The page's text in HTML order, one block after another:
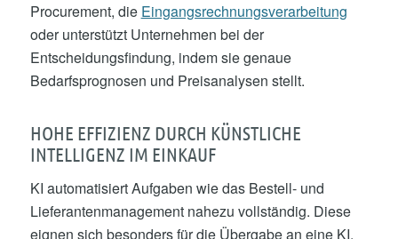
Procurement, die Eingangsrechnungsverarbeitung
oder unterstützt Unternehmen bei der
Entscheidungsfindung, indem sie genaue
Bedarfsprognosen und Preisanalysen stellt.
HOHE EFFIZIENZ DURCH KÜNSTLICHE
INTELLIGENZ IM EINKAUF
KI automatisiert Aufgaben wie das Bestell- und
Lieferantenmanagement nahezu vollständig. Diese
eignen sich besonders für die Übergabe an eine KI,